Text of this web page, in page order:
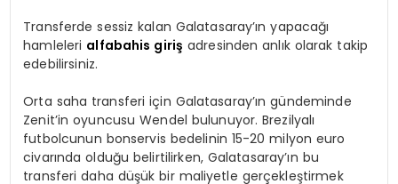
Transferde sessiz kalan Galatasaray’ın yapacağı
hamleleri alfabahis giriş adresinden anlık olarak takip
edebilirsiniz.
Orta saha transferi için Galatasaray’ın gündeminde
Zenit’in oyuncusu Wendel bulunuyor. Brezilyalı
futbolcunun bonservis bedelinin 15-20 milyon euro
civarında olduğu belirtilirken, Galatasaray’ın bu
transferi daha düşük bir maliyetle gerçekleştirmek